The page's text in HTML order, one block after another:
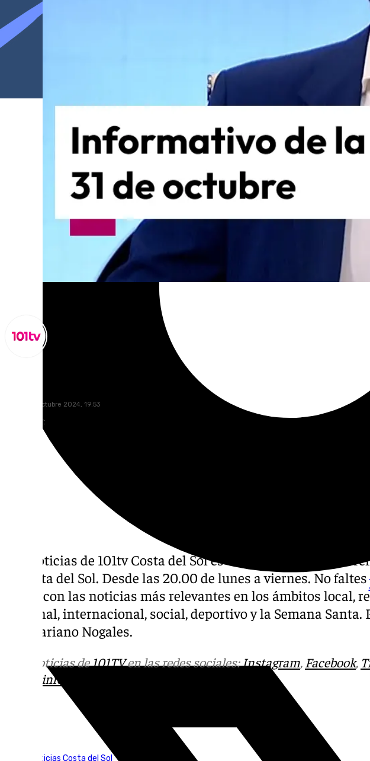
jueves, 31 octubre 2024, 19:53
Compartir:
Las noticias de 101tv Costa del Sol es el informativo de
la Costa del Sol. Desde las 20.00 de lunes a viernes. No
diaria con las noticias más relevantes en los ámbitos local,
nacional, internacional, social, deportivo y la Semana Santa.
por Mariano Nogales.
Más noticias de101TVen las redes sociales:Instagram, Facebook,
informativos@101tv.es
101TV Noticias Costa del Sol